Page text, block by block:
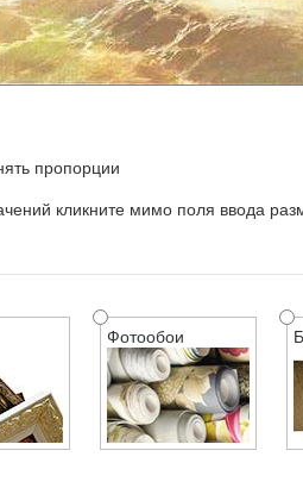
пропорции
кликните мимо поля ввода
Фотообои